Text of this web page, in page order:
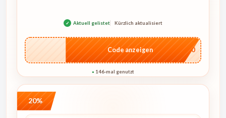
✓ Aktuell gelistet Kürzlich aktualisiert
…NT10
Code anzeigen
● 146-mal genutzt
20%